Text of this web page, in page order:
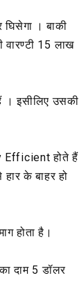
। बाकी
15 लाख
। इसीलिए उसकी
Efficient होते हैं
के बाहर हो
होता है।
दाम 5 डॉलर